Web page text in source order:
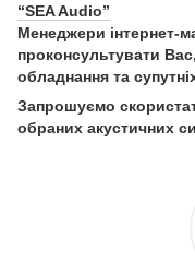
“SEA Audio”
Менеджери інтернет-
проконсультувати
обладнання та
Запрошуємо
обраних акустичних